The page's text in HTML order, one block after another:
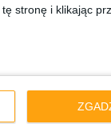
stronę i klikając